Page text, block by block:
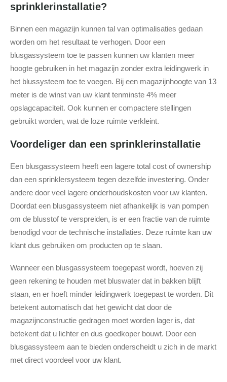
sprinklerinstallatie?
Binnen een magazijn kunnen tal van optimalisaties gedaan
worden om het resultaat te verhogen. Door een
blusgassysteem toe te passen kunnen uw klanten meer
hoogte gebruiken in het magazijn zonder extra leidingwerk in
het blussysteem toe te voegen. Bij een magazijnhoogte van 13
meter is de winst van uw klant tenminste 4% meer
opslagcapaciteit. Ook kunnen er compactere stellingen
gebruikt worden, wat de loze ruimte verkleint.
Voordeliger dan een sprinklerinstallatie
Een blusgassysteem heeft een lagere total cost of ownership
dan een sprinklersysteem tegen dezelfde investering. Onder
andere door veel lagere onderhoudskosten voor uw klanten.
Doordat een blusgassysteem niet afhankelijk is van pompen
om de blusstof te verspreiden, is er een fractie van de ruimte
benodigd voor de technische installaties. Deze ruimte kan uw
klant dus gebruiken om producten op te slaan.
Wanneer een blusgassysteem toegepast wordt, hoeven zij
geen rekening te houden met bluswater dat in bakken blijft
staan, en er hoeft minder leidingwerk toegepast te worden. Dit
betekent automatisch dat het gewicht dat door de
magazijnconstructie gedragen moet worden lager is, dat
betekent dat u lichter en dus goedkoper bouwt. Door een
blusgassysteem aan te bieden onderscheidt u zich in de markt
met direct voordeel voor uw klant.